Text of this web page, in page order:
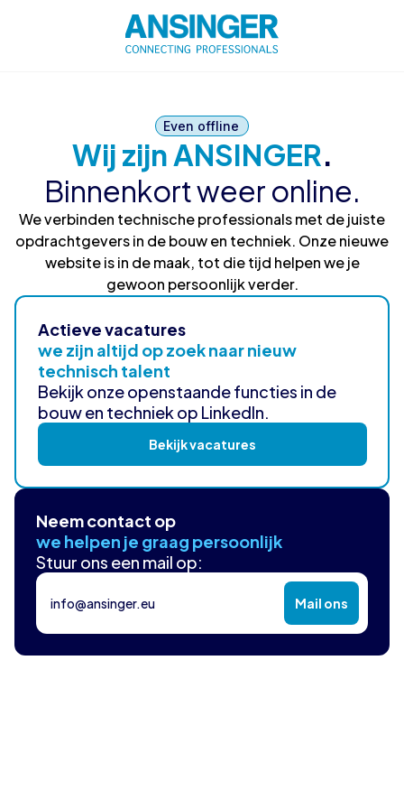
Even offline
Wij zijn ANSINGER.
Binnenkort weer online.
We verbinden technische professionals met de juiste
opdrachtgevers in de bouw en techniek. Onze nieuwe
website is in de maak, tot die tijd helpen we je
gewoon persoonlijk verder.
Actieve vacatures
we zijn altijd op zoek naar nieuw
technisch talent
Bekijk onze openstaande functies in de
bouw en techniek op LinkedIn.
Bekijk vacatures
Neem contact op
we helpen je graag persoonlijk
Stuur ons een mail op:
info@ansinger.eu Mail ons